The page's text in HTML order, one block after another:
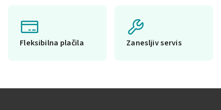
Fleksibilna plačila Zanesljiv servis